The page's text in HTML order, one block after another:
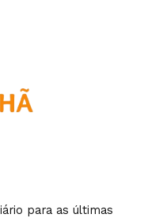
para as últimas